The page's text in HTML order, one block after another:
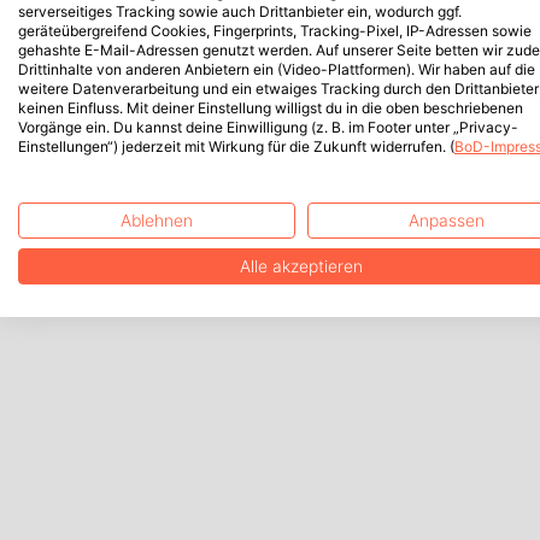
serverseitiges Tracking sowie auch Drittanbieter ein, wodurch ggf.
geräteübergreifend Cookies, Fingerprints, Tracking-Pixel, IP-Adressen sowie
gehashte E-Mail-Adressen genutzt werden. Auf unserer Seite betten wir
Drittinhalte von anderen Anbietern ein (Video-Plattformen). Wir haben auf die
weitere Datenverarbeitung und ein etwaiges Tracking durch den Drittanbieter
keinen Einfluss. Mit deiner Einstellung willigst du in die oben beschriebenen
Vorgänge ein. Du kannst deine Einwilligung (z. B. im Footer unter „Privacy-
Einstellungen“) jederzeit mit Wirkung für die Zukunft widerrufen. (BoD-
Ablehnen Anpassen
Alle akzeptieren